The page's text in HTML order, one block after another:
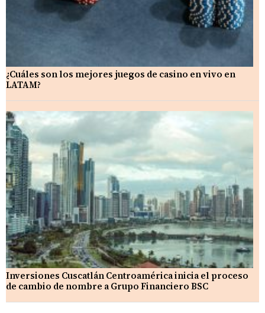
¿Cuáles son los mejores juegos de casino en vivo en
LATAM?
Inversiones Cuscatlán Centroamérica inicia el proceso
de cambio de nombre a Grupo Financiero BSC